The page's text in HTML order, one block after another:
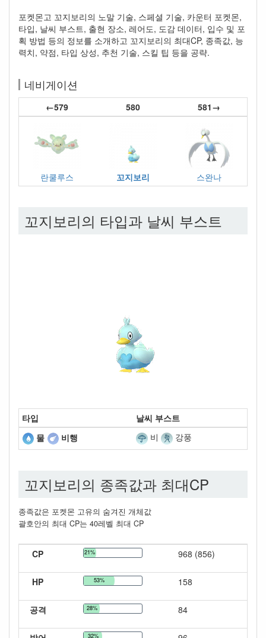
포켓몬고 꼬지보리의 노말 기술, 스페셜 기술, 카운터 포켓몬,
타입, 날씨 부스트, 출현 장소, 레어도, 도감 데이터, 입수 및 포
획 방법 등의 정보를 소개하고 꼬지보리의 최대CP, 종족값, 능
력치, 약점, 타입 상성, 추천 기술, 스킬 팁 등을 공략.
네비게이션
←579 580 581→
란쿨루스 꼬지보리 스완나
꼬지보리의 타입과 날씨 부스트
타입
날씨 부스트
물
비행 비 강풍
꼬지보리의 종족값과 최대CP
종족값은 포켓몬 고유의 숨겨진 개체값
괄호안의 최대 CP는 40레벨 최대 CP
CP 21% 968 (856)
HP 53% 158
공격 28% 84
32%